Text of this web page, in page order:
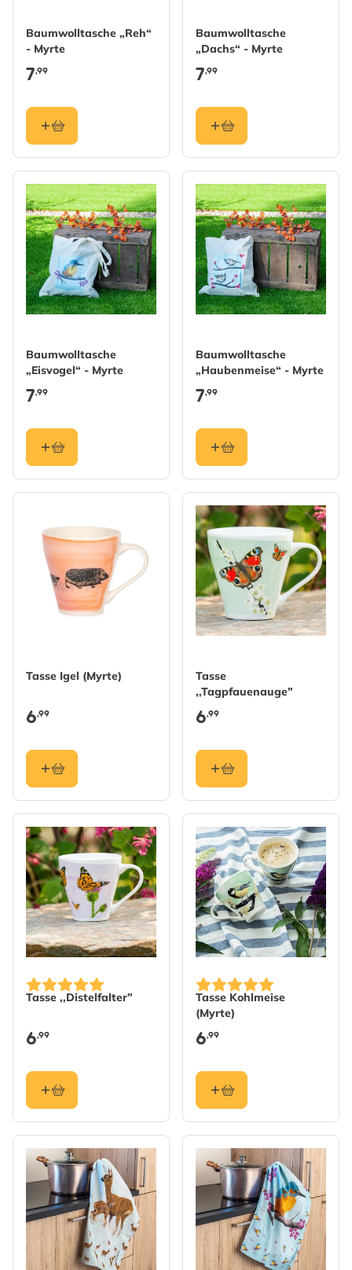
Baumwolltasche „Reh“
- Myrte
7,99
Baumwolltasche
„Dachs“ - Myrte
7,99
Baumwolltasche
„Eisvogel“ - Myrte
7,99
Baumwolltasche
„Haubenmeise“ - Myrte
7,99
Tasse Igel (Myrte)
6,99
Tasse
,,Tagpfauenauge”
6,99
Tasse ,,Distelfalter”
6,99
Tasse Kohlmeise
(Myrte)
6,99